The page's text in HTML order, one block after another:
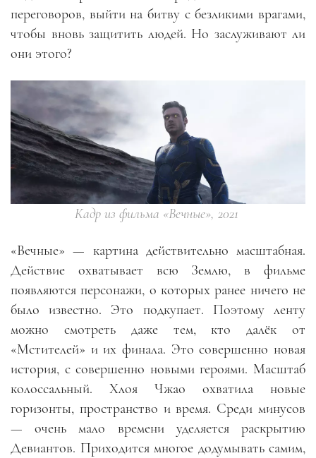
переговоров, выйти на битву с безликими врагами,
чтобы вновь защитить людей. Но заслуживают ли
они этого?
Кадр из фильма «Вечные», 2021
«Вечные» — картина действительно масштабная.
Действие охватывает всю Землю, в фильме
появляются персонажи, о которых ранее ничего не
было известно. Это подкупает. Поэтому ленту
можно смотреть даже тем, кто далёк от
«Мстителей» и их финала. Это совершенно новая
история, с совершенно новыми героями. Масштаб
колоссальный. Хлоя Чжао охватила новые
горизонты, пространство и время. Среди минусов
— очень мало времени уделяется раскрытию
Девиантов. Приходится многое додумывать самим,